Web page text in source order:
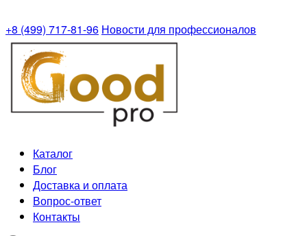
+8 (499) 717-81-96 Новости для профессионалов
Каталог
Блог
Доставка и оплата
Вопрос-ответ
Контакты